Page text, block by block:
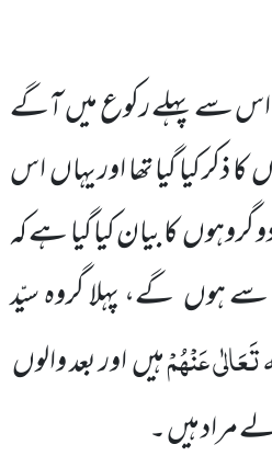
اس سے پہلے رکوع میں آگے
کیا گیا تھا اور یہاں اس
کا بیان کیا گیا ہے کہ
ہوں گے، پہلا گروہ سیّد
تَعَالٰی عَنْہُمْہیں اور بعد والوں
مراد ہیں ۔